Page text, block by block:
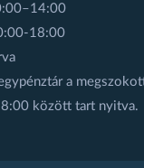
18:00
a
között tart nyitva.